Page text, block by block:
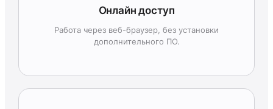
Онлайн доступ
Работа через веб-браузер, без установки
дополнительного ПО.